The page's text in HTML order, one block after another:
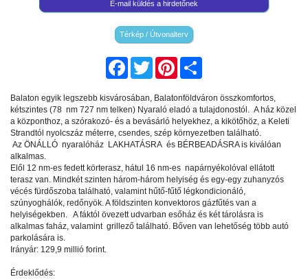
E-mail küldés a hirdetőnek
Térkép / Útvonalterv
FacebookTwitter Pinterest
Balaton egyik legszebb kisvárosában, Balatonföldváron összkomfortos,
kétszintes (78 nm 727 nm telken) Nyaraló eladó a tulajdonostól. A ház közel
a központhoz, a szórakozó- és a bevásárló helyekhez, a kikötőhöz, a Keleti
Strandtól nyolcszáz méterre, csendes, szép környezetben található.
Az ÖNÁLLÓ nyaralóház LAKHATÁSRA és BÉRBEADÁSRA is kiválóan
alkalmas.
Elől 12 nm-es fedett körterasz, hátul 16 nm-es napárnyékolóval ellátott
terasz van. Mindkét szinten három-három helyiség és egy-egy zuhanyzós
vécés fürdőszoba található, valamint hűtő-fűtő légkondicionáló,
szúnyoghálók, redőnyök. A földszinten konvektoros gázfűtés van a
helyiségekben. A fáktól övezett udvarban esőház és két tárolásra is
alkalmas faház, valamint grillező található. Bőven van lehetőség több autó
parkolására is.
Irányár: 129,9 millió forint.
Érdeklődés: